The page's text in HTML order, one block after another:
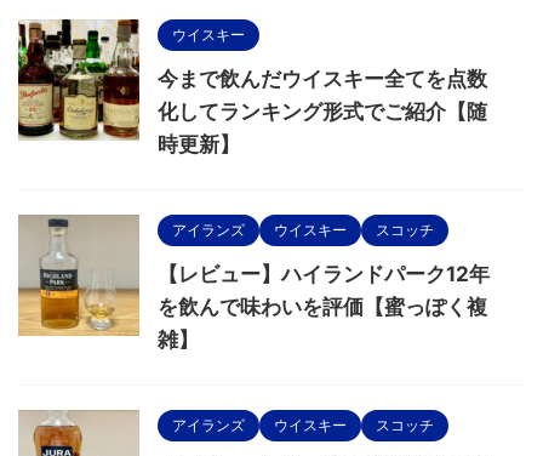
ウイスキー
今まで飲んだウイスキー全てを点数
化してランキング形式でご紹介【随
時更新】
アイランズ ウイスキー スコッチ
【レビュー】ハイランドパーク12年
を飲んで味わいを評価【蜜っぽく複
雑】
アイランズ ウイスキー スコッチ